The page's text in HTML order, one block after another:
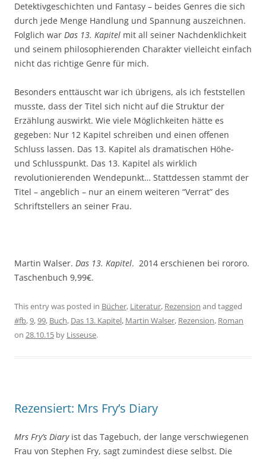
Detektivgeschichten und Fantasy – beides Genres die sich
durch jede Menge Handlung und Spannung auszeichnen.
Folglich war Das 13. Kapitel mit all seiner Nachdenklichkeit
und seinem philosophierenden Charakter vielleicht einfach
nicht das richtige Genre für mich.
Besonders enttäuscht war ich übrigens, als ich feststellen
musste, dass der Titel sich nicht auf die Struktur der
Erzählung auswirkt. Wie viele Möglichkeiten hätte es
gegeben: Nur 12 Kapitel schreiben und einen offenen
Schluss lassen. Das 13. Kapitel als dramatischen Höhe-
und Schlusspunkt. Das 13. Kapitel als wirklich
revolutionierenden Wendepunkt… Stattdessen stammt der
Titel – angeblich – nur an einem weiteren “Verrat” des
Schriftstellers an seiner Frau.
Martin Walser. Das 13. Kapitel. 2014 erschienen bei rororo.
Taschenbuch 9,99€.
This entry was posted in Bücher, Literatur, Rezension and tagged
#fb,9,99, Buch, Das 13. Kapitel, Martin Walser, Rezension, Roman
on 28.10.15 by Lisseuse.
Rezensiert: Mrs Fry’s Diary
Mrs Fry’s Diaryist das Tagebuch, der lange verschwiegenen
Frau von Stephen Fry, sagt zumindest diese selbst. Die